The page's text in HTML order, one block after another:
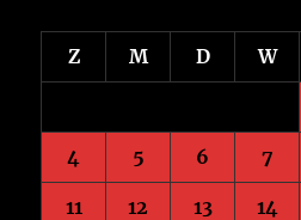
Z M D W
4 5 6 7
11 12 13 14